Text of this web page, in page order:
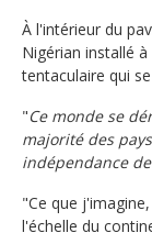
À l'intérieur du
Nigérian installé
tentaculaire qui
"Ce monde se
majorité des
indépendance
"Ce que
l'échelle du